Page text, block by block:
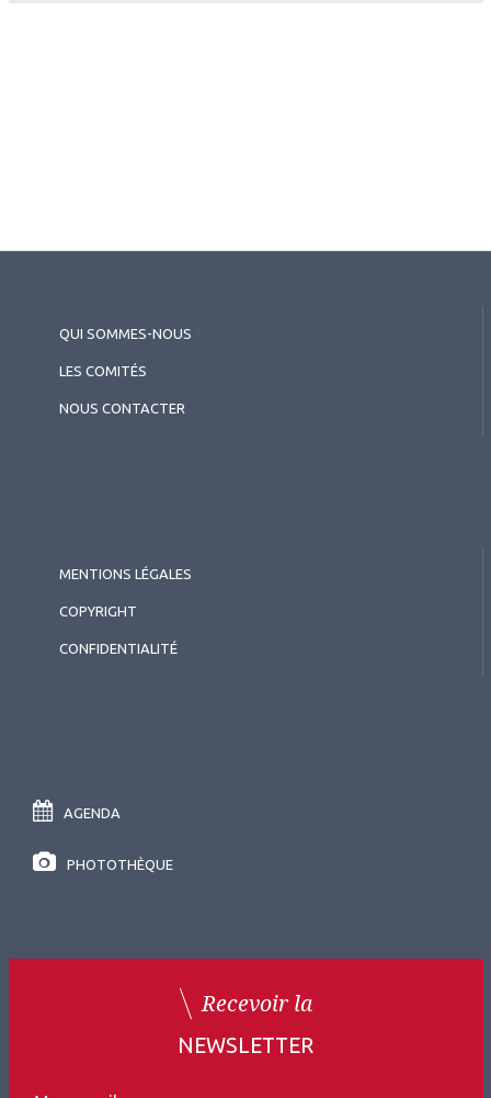
Centre hospitalier national d’ophtalmologie des Quinze-Vingts,
Les derniers articles sur
ce thème
2026.07.11
Contactologie,Myopie
QUI SOMMES-NOUS
LES COMITÉS
NOUS CONTACTER
MENTIONS LÉGALES
COPYRIGHT
CONFIDENTIALITÉ
AGENDA
PHOTOTHÈQUE
Recevoir la
NEWSLETTER